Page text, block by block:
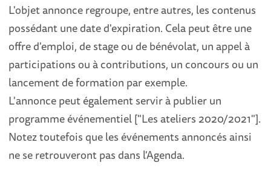
L'objet annonce regroupe, entre autres, les contenus
possédant une date d'expiration. Cela peut être une
offre d'emploi, de stage ou de bénévolat, un appel à
participations ou à contributions, un concours ou un
lancement de formation par exemple.
L'annonce peut également servir à publier un
programme événementiel ["Les ateliers 2020/2021"].
Notez toutefois que les événements annoncés ainsi
ne se retrouveront pas dans l'Agenda.